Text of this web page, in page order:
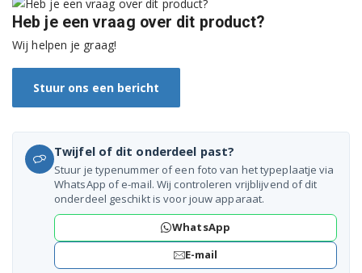
F0J6WN0W
F0J6WY1W
F104G1JCH2N
F104J8JH2W
F104J8JH2WD
F104U1JBS2
Heb je een vraag over dit product?
Wij helpen je graag!
Stuur ons een bericht
Twijfel of dit onderdeel past?
Stuur je typenummer of een foto van het typeplaatje via
WhatsApp of e-mail. Wij controleren vrijblijvend of dit
onderdeel geschikt is voor jouw apparaat.
WhatsApp
E-mail